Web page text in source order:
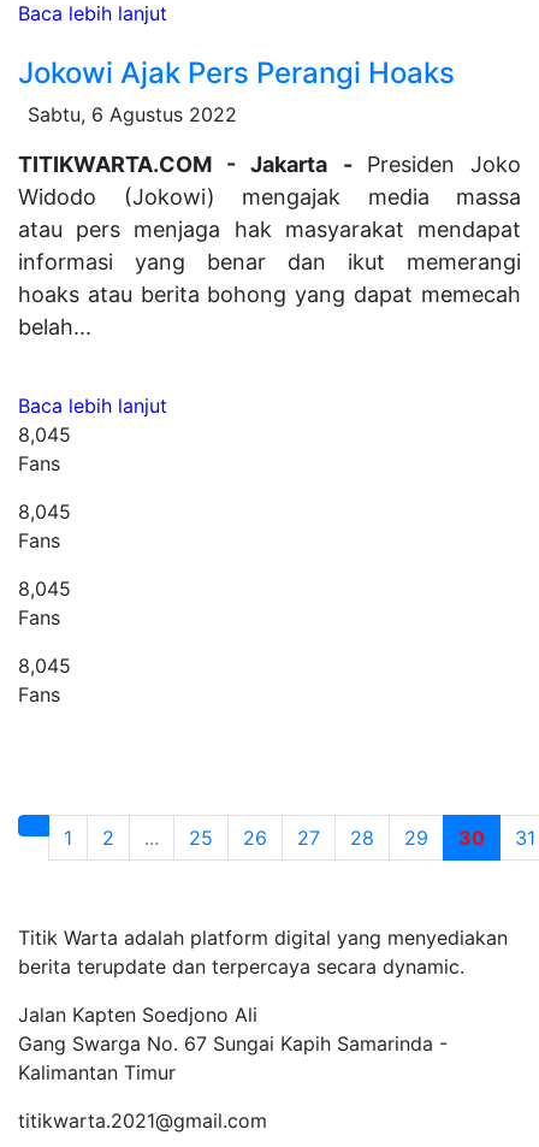
Baca lebih lanjut
Jokowi Ajak Pers Perangi Hoaks
Sabtu, 6 Agustus 2022
TITIKWARTA.COM - Jakarta - Presiden Joko
Widodo (Jokowi) mengajak media massa
atau pers menjaga hak masyarakat mendapat
informasi yang benar dan ikut memerangi
hoaks atau berita bohong yang dapat memecah
belah...
Baca lebih lanjut
8,045
Fans
8,045
Fans
8,045
Fans
8,045
Fans
1 2 ... 25 26 27 28 29 30 31
Titik Warta adalah platform digital yang menyediakan
berita terupdate dan terpercaya secara dynamic.
Jalan Kapten Soedjono Ali
Gang Swarga No. 67 Sungai Kapih Samarinda -
Kalimantan Timur
titikwarta.2021@gmail.com